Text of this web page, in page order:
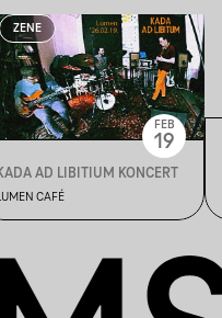
ZENE
AD LIBITIUM KONCERT
CAFÉ
FEB
19